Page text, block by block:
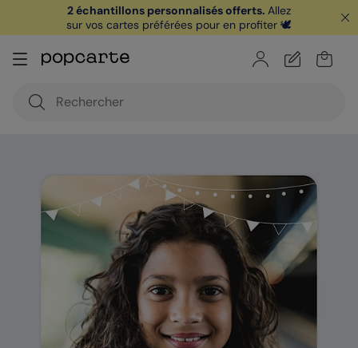
🏖️ Votre1ère carte postalesur l'app* est
offerte avec le code
je télécharge
2 échantillons personnalisés offerts.
Allez
sur vos cartes préférées pour en profiter 🕊️